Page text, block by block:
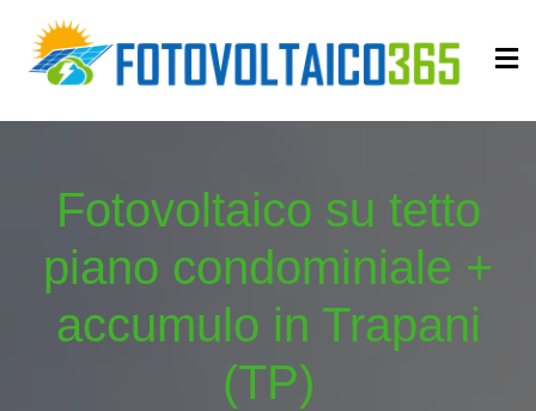
content
Fotovoltaico365
Impianto a Costo Zero Autofinanziato
Fotovoltaico su tetto
piano condominiale +
accumulo in Trapani
(TP)